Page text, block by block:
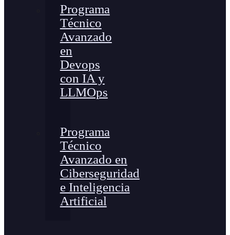
Programa
Técnico
Avanzado
en
Devops
con IA y
LLMOps
Programa
Técnico
Avanzado en
Ciberseguridad
e Inteligencia
Artificial